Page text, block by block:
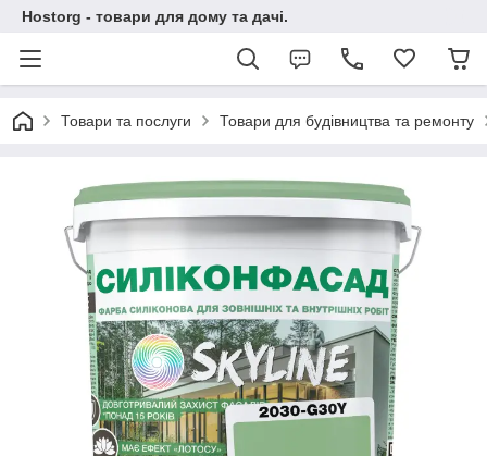
Hostorg - товари для дому та дачі.
Товари та послуги Товари для будівництва та ремонту